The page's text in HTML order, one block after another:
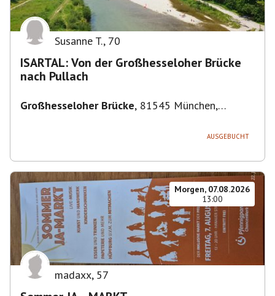
Susanne T., 70
ISARTAL: Von der Großhesseloher Brücke
nach Pullach
Großhesseloher Brücke, 81545 München,
AUSGEBUCHT
Morgen, 07.08.2026
13:00
madaxx, 57